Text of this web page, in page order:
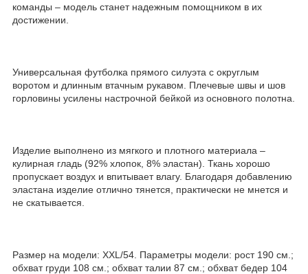
команды – модель станет надежным помощником в их
достижении.
Универсальная футболка прямого силуэта с округлым
воротом и длинным втачным рукавом. Плечевые швы и шов
горловины усилены настрочной бейкой из основного полотна.
Изделие выполнено из мягкого и плотного материала –
кулирная гладь (92% хлопок, 8% эластан). Ткань хорошо
пропускает воздух и впитывает влагу. Благодаря добавлению
эластана изделие отлично тянется, практически не мнется и
не скатывается.
Размер на модели: XXL/54. Параметры модели: рост 190 см.;
обхват груди 108 см.; обхват талии 87 см.; обхват бедер 104